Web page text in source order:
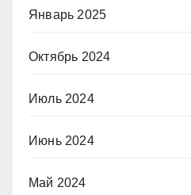
Январь 2025
Октябрь 2024
Июль 2024
Июнь 2024
Май 2024